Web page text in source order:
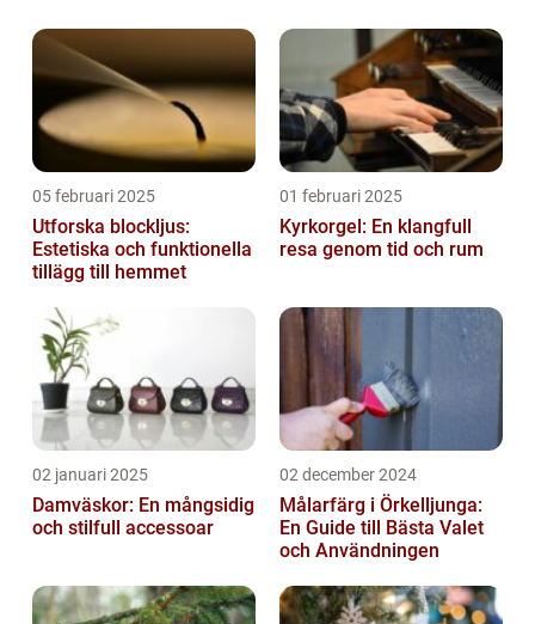
05 februari 2025
Utforska blockljus:
Estetiska och funktionella
tillägg till hemmet
01 februari 2025
Kyrkorgel: En klangfull
resa genom tid och rum
02 januari 2025
Damväskor: En mångsidig
och stilfull accessoar
02 december 2024
Målarfärg i Örkelljunga:
En Guide till Bästa Valet
och Användningen